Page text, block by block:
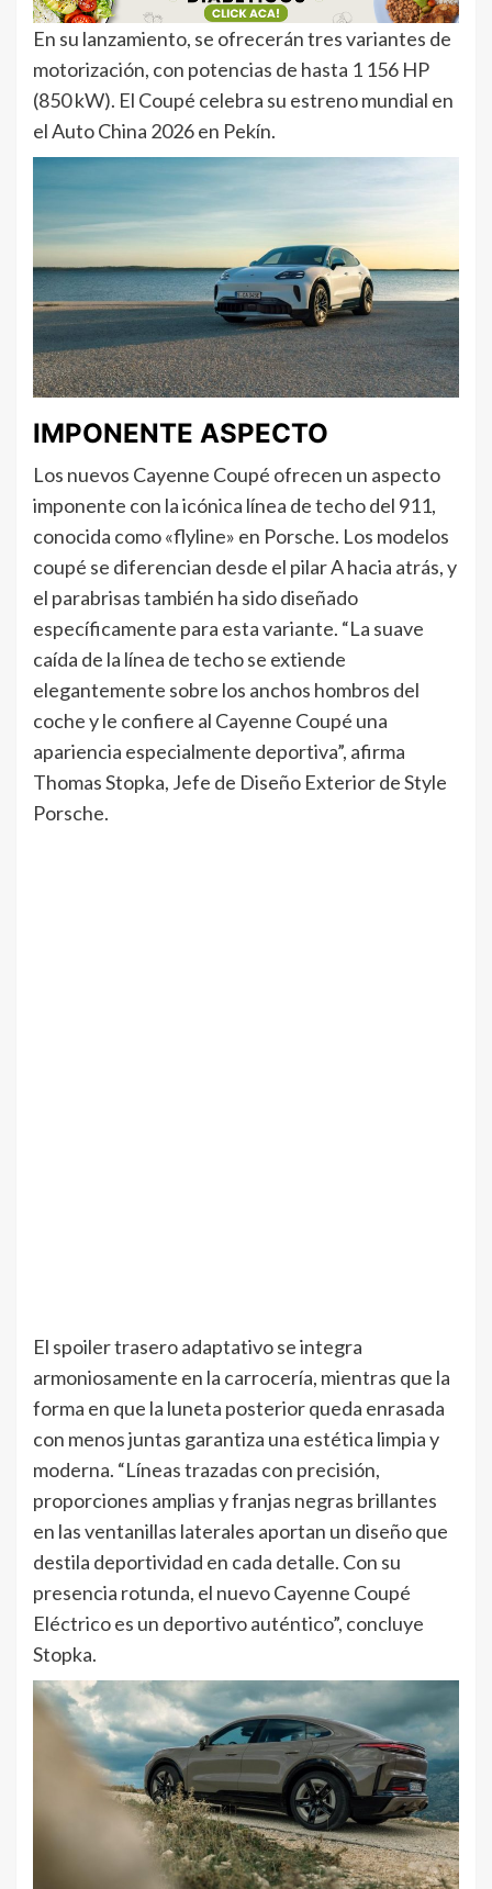
En su lanzamiento, se ofrecerán tres variantes de
motorización, con potencias de hasta 1 156 HP
(850 kW). El Coupé celebra su estreno mundial en
el Auto China 2026 en Pekín.
IMPONENTE ASPECTO
Los nuevos Cayenne Coupé ofrecen un aspecto
imponente con la icónica línea de techo del 911,
conocida como «flyline» en Porsche. Los modelos
coupé se diferencian desde el pilar A hacia atrás, y
el parabrisas también ha sido diseñado
específicamente para esta variante. “La suave
caída de la línea de techo se extiende
elegantemente sobre los anchos hombros del
coche y le confiere al Cayenne Coupé una
apariencia especialmente deportiva”, afirma
Thomas Stopka, Jefe de Diseño Exterior de Style
Porsche.
El spoiler trasero adaptativo se integra
armoniosamente en la carrocería, mientras que la
forma en que la luneta posterior queda enrasada
con menos juntas garantiza una estética limpia y
moderna. “Líneas trazadas con precisión,
proporciones amplias y franjas negras brillantes
en las ventanillas laterales aportan un diseño que
destila deportividad en cada detalle. Con su
presencia rotunda, el nuevo Cayenne Coupé
Eléctrico es un deportivo auténtico”, concluye
Stopka.